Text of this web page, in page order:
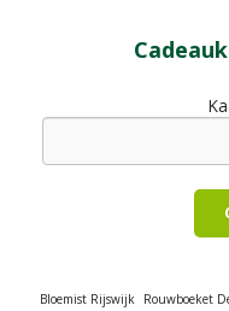
Bloemist Rijswijk Rouwboeket